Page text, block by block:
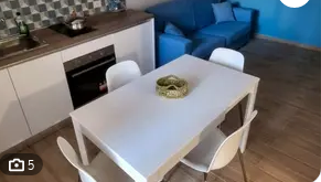
5